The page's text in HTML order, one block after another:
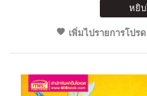
หยิบ
เพิ่มไปรายการโปรด